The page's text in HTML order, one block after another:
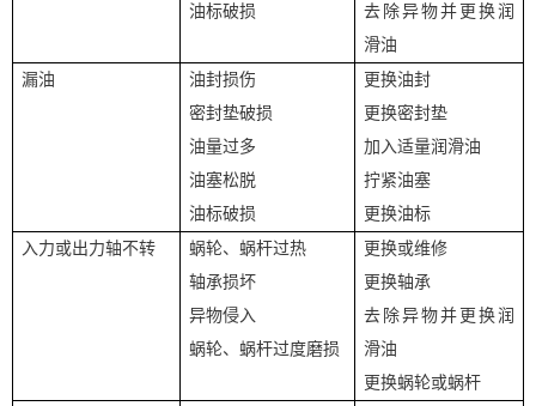
油标破损
去除异物并更换润
滑油
漏油
油封损伤
密封垫破损
油量过多
油塞松脱
油标破损
更换油封
更换密封垫
加入适量润滑油
拧紧油塞
更换油标
入力或出力轴不转
蜗轮、蜗杆过热
轴承损坏
异物侵入
蜗轮、蜗杆过度磨损
更换或维修
更换轴承
去除异物并更换润
滑油
更换蜗轮或蜗杆